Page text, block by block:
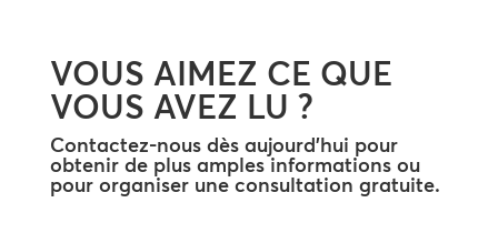
VOUS AIMEZ CE QUE
VOUS AVEZ LU ?
Contactez-nous dès aujourd’hui pour
obtenir de plus amples informations ou
pour organiser une consultation gratuite.